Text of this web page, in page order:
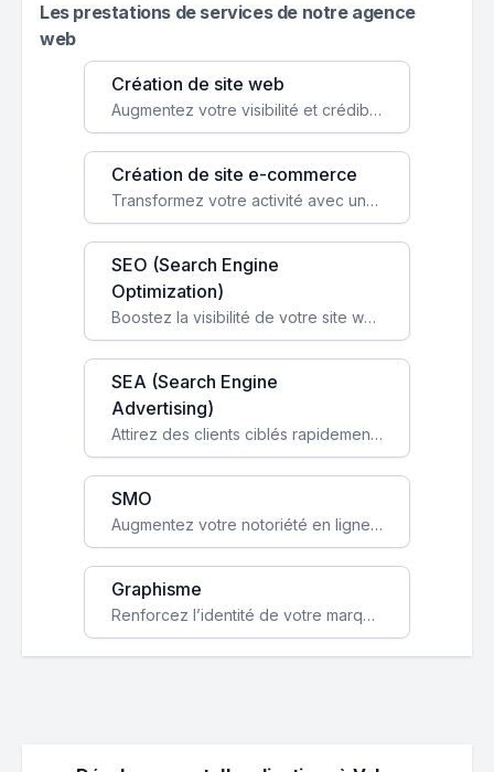
Les prestations de services de notre agence
web
Création de site web
Augmentez votre visibilité et crédibilité en ligne avec un site web performant, conçu pour attirer plus de clients.
Création de site e-commerce
Transformez votre activité avec une boutique en ligne, accessible à l'échelle mondiale 24/7.
SEO (Search Engine
Optimization)
Boostez la visibilité de votre site web sur Google et attirez du trafic qualifié grâce à nos stratégies SEO.
SEA (Search Engine
Advertising)
Attirez des clients ciblés rapidement avec des campagnes publicitaires payantes optimisées pour vos objectifs.
SMO
Augmentez votre notoriété en ligne et stimulez la croissance de votre entreprise grâce à une stratégie sociale sur mesure.
Graphisme
Renforcez l’identité de votre marque avec un design unique qui capte l’attention et engage vos clients.